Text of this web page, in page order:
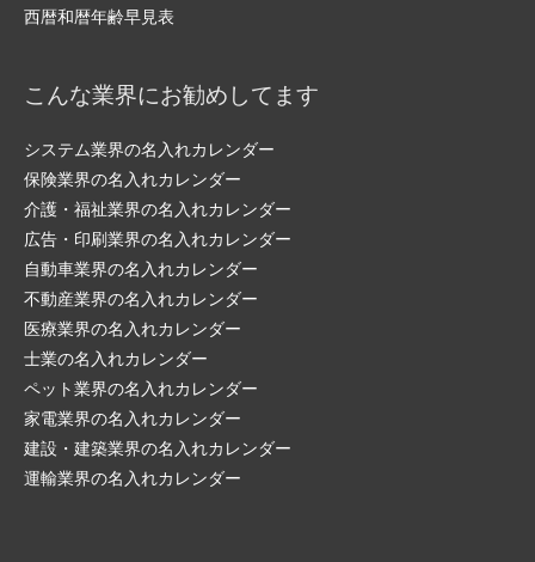
西暦和暦年齢早見表
こんな業界にお勧めしてます
システム業界の名入れカレンダー
保険業界の名入れカレンダー
介護・福祉業界の名入れカレンダー
広告・印刷業界の名入れカレンダー
自動車業界の名入れカレンダー
不動産業界の名入れカレンダー
医療業界の名入れカレンダー
士業の名入れカレンダー
ペット業界の名入れカレンダー
家電業界の名入れカレンダー
建設・建築業界の名入れカレンダー
運輸業界の名入れカレンダー